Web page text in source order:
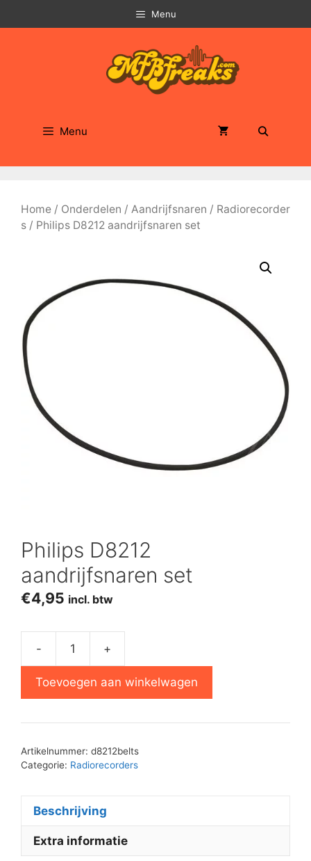
naar
Menu
Menu
Home / Onderdelen / Aandrijfsnaren / Radiorecorder
s / Philips D8212 aandrijfsnaren set
Philips D8212
aandrijfsnaren set
€4,95 incl. btw
-
aandrijfsnaren
aantal
+
Toevoegen aan winkelwagen
Artikelnummer: d8212belts
Categorie: Radiorecorders
Beschrijving
Extra informatie